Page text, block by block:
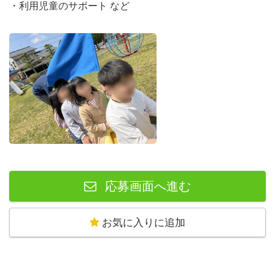
・利用児童のサポート など
応募画面へ進む
お気に入りに追加